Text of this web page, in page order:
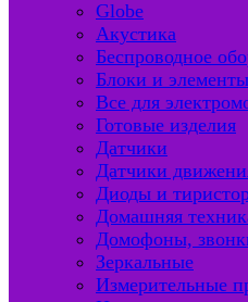
Globe
Акустика
Беспроводное
Блоки и
Все для
Готовые изделия
Датчики
Датчики
Диоды и
Домашняя
Домофоны,
Зеркальные
Измерительные